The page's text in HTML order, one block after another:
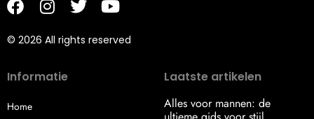
© 2026 All rights reserved
Informatie
Home
Laatste artikelen
Alles voor mannen: de